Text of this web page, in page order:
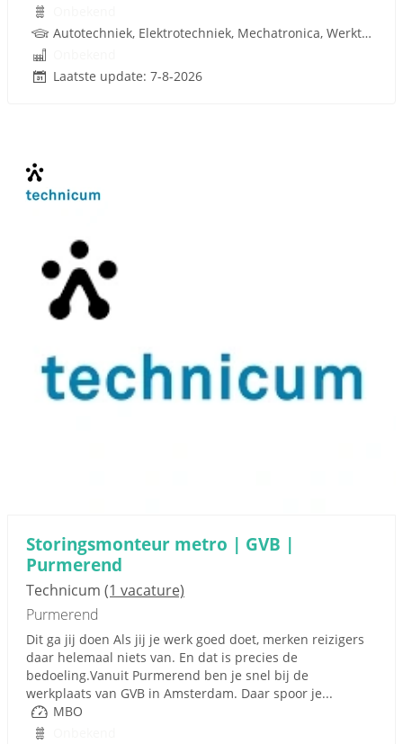
Autotechniek, Elektrotechniek, Mechatronica, Werktuigbouwkunde, Techniek
Laatste update: 7-8-2026
Storingsmonteur metro | GVB |
Purmerend
Technicum (1 vacature)
Purmerend
Dit ga jij doen Als jij je werk goed doet, merken reizigers
daar helemaal niets van. En dat is precies de
bedoeling.Vanuit Purmerend ben je snel bij de
werkplaats van GVB in Amsterdam. Daar spoor je...
MBO